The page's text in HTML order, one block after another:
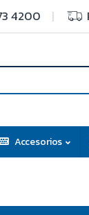
4200
Accesorios